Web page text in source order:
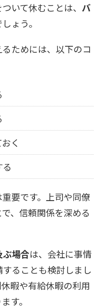
いて休むことは、 バ
ょう。
ためには、以下のコ
く
要です。上司や同僚
で、信頼関係を深める
場合は、会社に事情
ることも検討しまし
暇や有給休暇の利用
す。